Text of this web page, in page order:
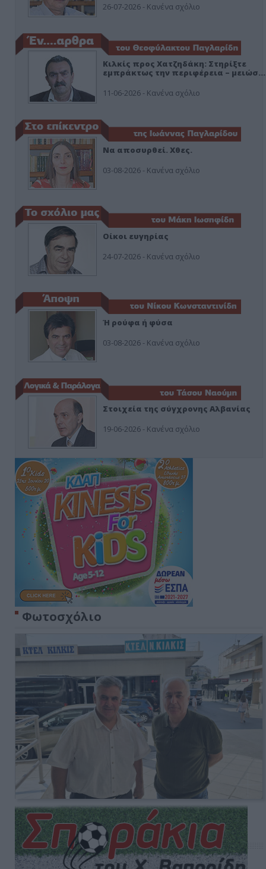
26-07-2026 - Κανένα σχόλιο
Κιλκίς προς Χατζηδάκη: Στηρίξτε
εμπράκτως την περιφέρεια – μειώσ…
11-06-2026 - Κανένα σχόλιο
Να αποσυρθεί. Χθες.
03-08-2026 - Κανένα σχόλιο
Οίκοι ευγηρίας
24-07-2026 - Κανένα σχόλιο
Ή ρούφα ή φύσα
03-08-2026 - Κανένα σχόλιο
Στοιχεία της σύγχρονης Αλβανίας
19-06-2026 - Κανένα σχόλιο
Φωτοσχόλιο